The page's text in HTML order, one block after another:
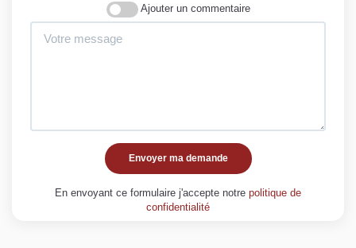
Ajouter un commentaire
Envoyer ma demande
En envoyant ce formulaire j'accepte notre politique de
confidentialité